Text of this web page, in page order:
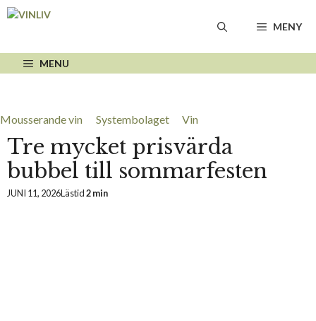
Hoppa
MENY
MENU
Mousserande vin Systembolaget Vin
Tre mycket prisvärda
bubbel till sommarfesten
JUNI 11, 2026Lästid2 min